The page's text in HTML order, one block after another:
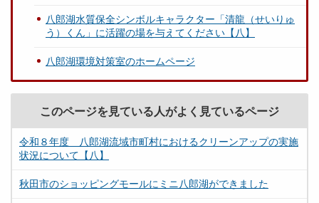
八郎湖水質保全シンボルキャラクター「清龍（せいりゅ
う）くん」に活躍の場を与えてください【八】
八郎湖環境対策室のホームページ
このページを見ている人がよく見ているページ
令和８年度 八郎湖流域市町村におけるクリーンアップの実施
状況について【八】
秋田市のショッピングモールにミニ八郎湖ができました